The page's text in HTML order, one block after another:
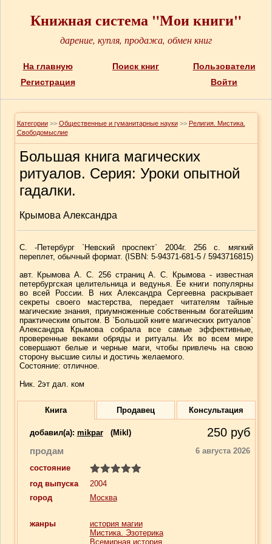
Книжная система "Мои книги"
дарение, купля, продажа, обмен книг
На главную Поиск книг
Пользователи
Регистрация
Войти
Категории >> Общественные и гуманитарные науки >> Религия. Мистика.
Свободомыслие
Большая книга магических
ритуалов. Серия: Уроки опытной
гадалки.
Крымова Александра
С. -Петербург `Невский проспект` 2004г. 256 с. мягкий
переплет, обычный формат. (ISBN: 5-94371-681-5 / 5943716815)
авт. Крымова А. С. 256 страниц А. С. Крымова - известная
петербургская целительница и ведунья. Ее книги популярны
во всей России. В них Александра Сергеевна раскрывает
секреты своего мастерства, передает читателям тайные
магические знания, приумноженные собственным богатейшим
практическим опытом. В `Большой книге магических ритуалов`
Александра Крымова собрала все самые эффективные,
проверенные веками обряды и ритуалы. Их во всем мире
совершают белые и черные маги, чтобы привлечь на свою
сторону высшие силы и достичь желаемого.
Состояние: отличное.
Ник. 2эт дал. ком
Книга Продавец Консультация
добавил(a): mikpar (Mikl) 250 руб
продам
6 августа 2026
состояние
год выпуска
2004
город
Москва
жанры
история магии
Мистика. Эзотерика
Всемирная история